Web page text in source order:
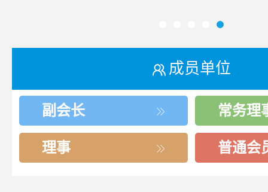
成员单位
副会长 常务理
理事 普通会